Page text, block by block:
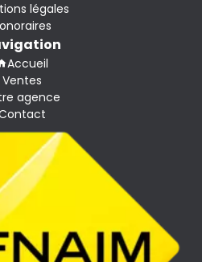
légales
Accueil
Ventes
agence